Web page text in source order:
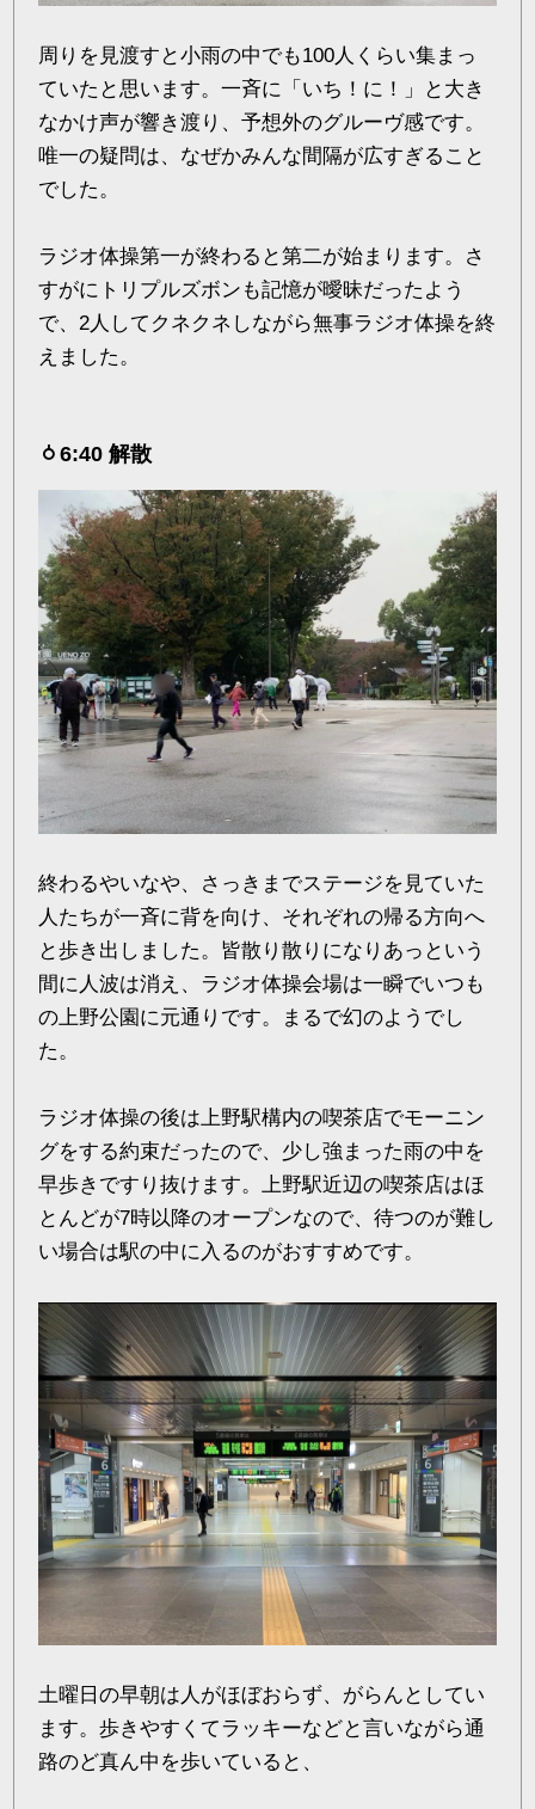
周りを見渡すと小雨の中でも100人くらい集まっ
ていたと思います。一斉に「いち！に！」と大き
なかけ声が響き渡り、予想外のグルーヴ感です。
唯一の疑問は、なぜかみんな間隔が広すぎること
でした。
ラジオ体操第一が終わると第二が始まります。さ
すがにトリプルズボンも記憶が曖昧だったよう
で、2人してクネクネしながら無事ラジオ体操を終
えました。
6:40 解散
終わるやいなや、さっきまでステージを見ていた
人たちが一斉に背を向け、それぞれの帰る方向へ
と歩き出しました。皆散り散りになりあっという
間に人波は消え、ラジオ体操会場は一瞬でいつも
の上野公園に元通りです。まるで幻のようでし
た。
ラジオ体操の後は上野駅構内の喫茶店でモーニン
グをする約束だったので、少し強まった雨の中を
早歩きですり抜けます。上野駅近辺の喫茶店はほ
とんどが7時以降のオープンなので、待つのが難し
い場合は駅の中に入るのがおすすめです。
土曜日の早朝は人がほぼおらず、がらんとしてい
ます。歩きやすくてラッキーなどと言いながら通
路のど真ん中を歩いていると、